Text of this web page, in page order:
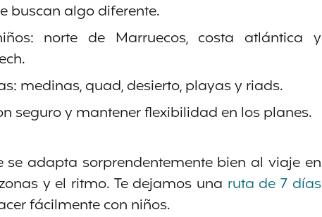
buscan algo diferente.
norte de Marruecos, costa atlántica y
medinas, quad, desierto, playas y riads.
seguro y mantener flexibilidad en los planes.
se adapta sorprendentemente bien al viaje en
y el ritmo. Te dejamos una ruta de 7 días
fácilmente con niños.